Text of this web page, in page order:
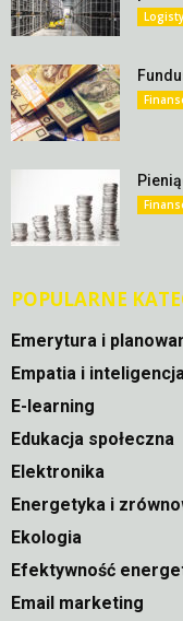
POPULARNE
Emerytura i
Empatia i
E-learning
Edukacja społeczna
Elektronika
Energetyka i
Ekologia
Efektywność
Email marketing